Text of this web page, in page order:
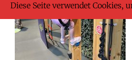
Diese Seite verwendet